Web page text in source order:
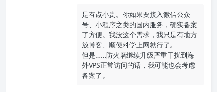
是有点小贵。你如果要接入微信公众
号、小程序之类的国内服务，确实备案
了方便。我没这个需求，我只是有地方
放博客、顺便科学上网就行了。
但是……防火墙继续升级严重干扰到海
外VPS正常访问的话，我可能也会考虑
备案了。